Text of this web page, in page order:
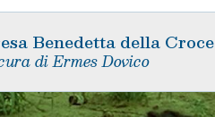
Benedetta della Croce
di Ermes Dovico